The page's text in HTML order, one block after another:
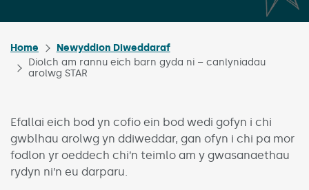
Home
Newyddion Diweddaraf
Diolch am rannu eich barn gyda ni – canlyniadau
arolwg STAR
Efallai eich bod yn cofio ein bod wedi gofyn i chi
gwblhau arolwg yn ddiweddar, gan ofyn i chi pa mor
fodlon yr oeddech chi’n teimlo am y gwasanaethau
rydyn ni’n eu darparu.